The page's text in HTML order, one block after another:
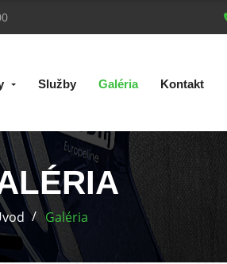
Služby Galéria Kontakt
Galéria